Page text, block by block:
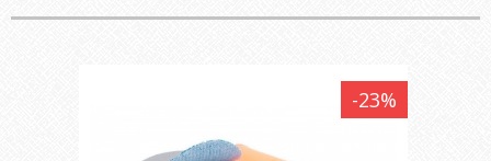
-23%